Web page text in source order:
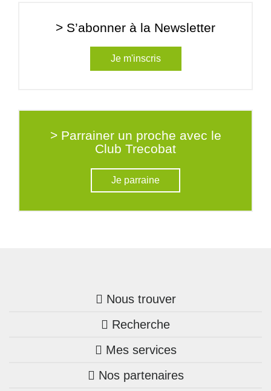
> S’abonner à la Newsletter
Je m'inscris
> Parrainer un proche avec le
Club Trecobat
Je parraine
Nous trouver
Trouver une agence
Bretagne
Pays de la Loire
Recherche
Nos annonces
Maison + terrain
Mes services
Mon compte Trecobois
Nos partenaires